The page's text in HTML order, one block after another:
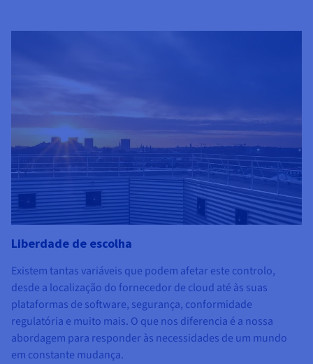
Liberdade de escolha
Existem tantas variáveis que podem afetar este controlo,
desde a localização do fornecedor de cloud até às suas
plataformas de software, segurança, conformidade
regulatória e muito mais. O que nos diferencia é a nossa
abordagem para responder às necessidades de um mundo
em constante mudança.